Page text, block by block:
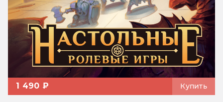
1 490 ₽ Купить